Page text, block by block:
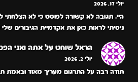
יולי 17, 2026
היי. תגובה לא קשורה לפוסט כי לא הצלחתי
ניסיתי לראות כאן את אקדמיית הגיבורים
הראל שוחט על אתה ואני
יולי 2, 2026
תודה רבה על התרגום מעריך מאוד ובאמת